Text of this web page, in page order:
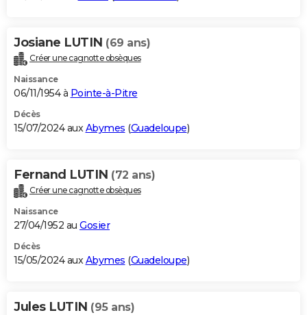
Josiane LUTIN (69 ans)
Créer une cagnotte obsèques
Naissance
06/11/1954 à Pointe-à-Pitre
Décès
15/07/2024 auxAbymes (Guadeloupe)
Fernand LUTIN (72 ans)
Créer une cagnotte obsèques
Naissance
27/04/1952 au Gosier
Décès
15/05/2024 aux Abymes (Guadeloupe)
Jules LUTIN (95 ans)